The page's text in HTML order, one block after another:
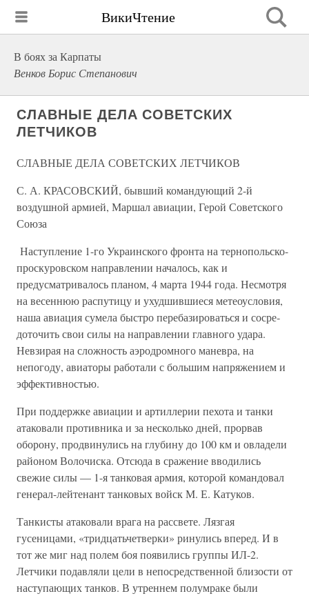
ВикиЧтение
В боях за Карпаты
Венков Борис Степанович
СЛАВНЫЕ ДЕЛА СОВЕТСКИХ
ЛЕТЧИКОВ
СЛАВНЫЕ ДЕЛА СОВЕТСКИХ ЛЕТЧИКОВ
С. А. КРАСОВСКИЙ, бывший командующий 2-й
воздушной армией, Маршал авиации, Герой Советского
Союза
Наступление 1-го Украинского фронта на тернопольско-
проскуровском направлении началось, как и
предусматривалось планом, 4 мар­та 1944 года. Несмотря
на весеннюю распутицу и ухудшившиеся ме­теоусловия,
наша авиация сумела быстро перебазироваться и сосре­
доточить свои силы на направлении главного удара.
Невзирая на сложность аэродромного маневра, на
непогоду, авиаторы работали с большим напряжением и
эффективностью.
При поддержке авиации и артиллерии пехота и танки
атаковали противника и за несколько дней, прорвав
оборону, продвинулись на глубину до 100 км и овладели
районом Волочиска. Отсюда в сраже­ние вводились
свежие силы — 1-я танковая армия, которой командо­вал
генерал-лейтенант танковых войск М. Е. Катуков.
Танкисты атаковали врага на рассвете. Лязгая
гусеницами, «три­дцатьчетверки» ринулись вперед. И в
тот же миг над полем боя появи­лись группы ИЛ-2.
Летчики подавляли цели в непосредственной бли­зости от
наступающих танков. В утреннем полумраке были